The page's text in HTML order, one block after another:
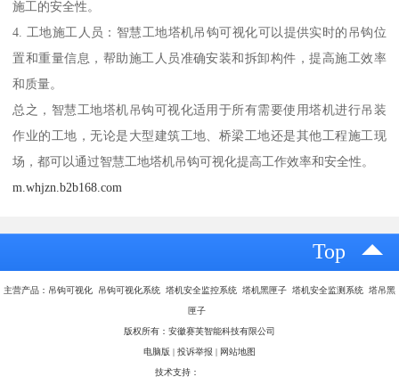
施工的安全性。
4. 工地施工人员：智慧工地塔机吊钩可视化可以提供实时的吊钩位
置和重量信息，帮助施工人员准确安装和拆卸构件，提高施工效率
和质量。
总之，智慧工地塔机吊钩可视化适用于所有需要使用塔机进行吊装
作业的工地，无论是大型建筑工地、桥梁工地还是其他工程施工现
场，都可以通过智慧工地塔机吊钩可视化提高工作效率和安全性。
m.whjzn.b2b168.com
Top
主营产品：吊钩可视化 吊钩可视化系统 塔机安全监控系统 塔机黑匣子 塔机安全监测系统 塔吊黑
匣子
版权所有：安徽赛芙智能科技有限公司
电脑版 | 投诉举报 | 网站地图
技术支持：